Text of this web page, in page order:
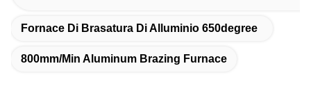
Fornace Di Brasatura Di Alluminio 650degree
800mm/Min Aluminum Brazing Furnace